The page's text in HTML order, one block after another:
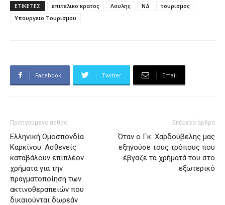
ΕΤΙΚΕΤΕΣ επιτελικο κρατος Λουλης ΝΔ
τουρισμος
Υπουργειο Τουρισμου
Facebook Twitter Email
Προηγούμενο άρθρο
Ελληνική Ομοσπονδία
Καρκίνου: Ασθενείς
καταβάλουν επιπλέον
χρήματα για την
πραγματοποίηση των
ακτινοθεραπειών που
δικαιούνται δωρεάν
Επόμενο άρθρο
Όταν ο Γκ. Χαρδούβελης μας
εξηγούσε τους τρόπους που
έβγαζε τα χρήματά του στο
εξωτερικό